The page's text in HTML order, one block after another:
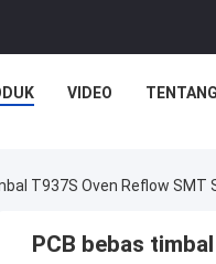
VIDEO
T937S Oven Reflow
PCB bebas